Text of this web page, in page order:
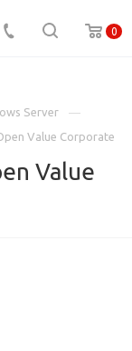
0
Server
Value Corporate
Value